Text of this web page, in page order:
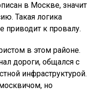
в Москве, значит
Такая логика
приводит к провалу.
в этом районе.
дороги, общался с
инфраструктурой.
но